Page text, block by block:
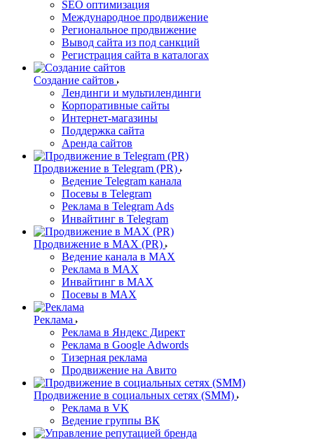
SEO оптимизация
Международное продвижение
Региональное продвижение
Вывод сайта из под санкций
Регистрация сайта в каталогах
Создание сайтов
Лендинги и мультилендинги
Корпоративные сайты
Интернет-магазины
Поддержка сайта
Аренда сайтов
Продвижение в Telegram (PR)
Ведение Telegram канала
Посевы в Telegram
Реклама в Telegram Ads
Инвайтинг в Telegram
Продвижение в MAX (PR)
Ведение канала в MAX
Реклама в MAX
Инвайтинг в MAX
Посевы в MAX
Реклама
Реклама в Яндекс Директ
Реклама в Google Adwords
Тизерная реклама
Продвижение на Авито
Продвижение в социальных сетях (SMM)
Реклама в VK
Ведение группы ВК